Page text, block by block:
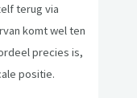
terug via
komt wel ten
precies is,
positie.